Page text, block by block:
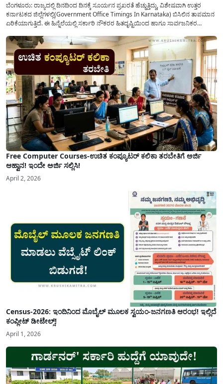
ಬೆಂಗಳೂರು: ರಾಜ್ಯದಲ್ಲಿ ದಿನದಿಂದ ದಿನಕ್ಕೆ ಸೂರ್ಯನ ಪ್ರಖರತೆ ಹೆಚ್ಚುತ್ತಿದ್ದು, ವಿಶೇಷವಾಗಿ ಉತ್ತರ
ಕರ್ನಾಟಕದ ಜಿಲ್ಲೆಗಳಲ್ಲಿ(Government Office Timings In Karnataka) ಬಿಸಿಲಿನ ತಾಪಮಾನ
ಏರಿಕೆಯಾಗುತ್ತಿದೆ. ಈ ಹಿನ್ನೆಲೆಯಲ್ಲಿ ಸರ್ಕಾರಿ ನೌಕರರ ಹಿತದೃಷ್ಟಿಯಿಂದ ಹಾಗೂ ಸಾರ್ವಜನಿಕರ
ಮತ್ತು ಕಲ್ಯಾಣ ಕರ್ನಾಟಕದ ಒಟ್ಟು 9 ಜಿಲ್ಲೆಗಳಲ್ಲಿ ಏಪ್ರಿಲ್...
Free Computer Courses-ಉಚಿತ ಕಂಪ್ಯೂಟರ್ ಕಲಿಕಾ ತರಬೇತಿಗೆ ಅರ್ಜಿ
ಆಹ್ವಾನ! ಇಂದೇ ಅರ್ಜಿ ಸಲ್ಲಿಸಿ!
April 2, 2026
Census-2026: ಇಂದಿನಿಂದ ಮೊಬೈಲ್ ಮೂಲಕ ಸ್ವಯಂ-ಜನಗಣತಿ ಆರಂಭ! ಇಲ್ಲಿದೆ
ಕಂಪ್ಲೀಟ್ ಡೀಟೇಲ್ಸ್!
April 1, 2026